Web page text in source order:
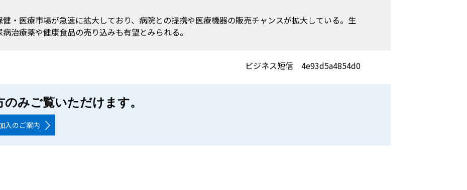
・医療市場が急速に拡大しており、病院との提携や医療機器の販売チャンスが拡大している。生
治療薬や健康食品の売り込みも有望とみられる。
ビジネス短信 4e93d5a4854d0
みご覧いただけます。
入のご案内